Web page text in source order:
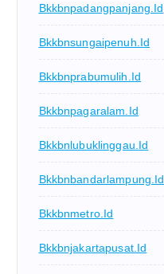
Bkkbnpadangpanjang.id
Bkkbnsungaipenuh.id
Bkkbnprabumulih.id
Bkkbnpagaralam.id
Bkkbnlubuklinggau.id
Bkkbnbandarlampung.id
Bkkbnmetro.id
Bkkbnjakartapusat.id